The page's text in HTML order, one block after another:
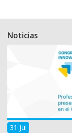
Noticias
31 Jul